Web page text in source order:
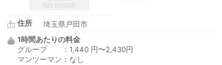
住所
埼玉県戸田市
1時間あたりの料金
グループ ：1,440 円〜2,430円
マンツーマン：なし